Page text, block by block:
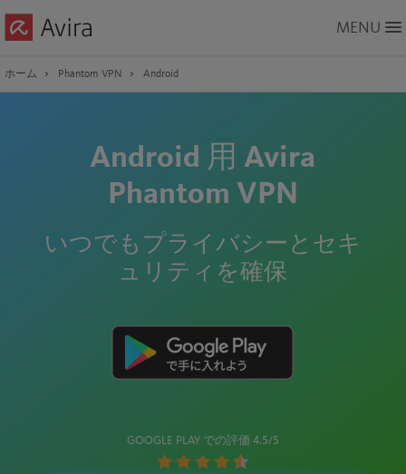
to
Content
MENU
ホーム Phantom VPN Android
Android 用 Avira
Phantom VPN
いつでもプライバシーとセキ
ュリティを確保
GOOGLE PLAY での評価 4.5/5
Rating: